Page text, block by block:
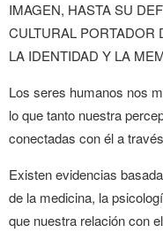
IMAGEN, HASTA SU
CULTURAL PORTADOR
LA IDENTIDAD Y LA
Los seres humanos nos
lo que tanto nuestra
conectadas con él a
Existen evidencias
de la medicina, la
que nuestra relación con